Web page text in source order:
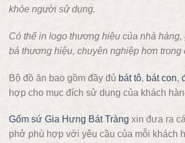
khỏe người sử dụng.
Có thể in logo thương hiệu của nhà
bá thương hiệu, chuyên nghiệp hơn trong
Bộ đồ ăn bao gồm đầy đủ bát tô, bát con,
hợp cho mục đích sử dụng của khách
Gốm sứ Gia Hưng Bát Tràng xin đưa ra
phở phù hợp với yêu cầu của mỗi khách